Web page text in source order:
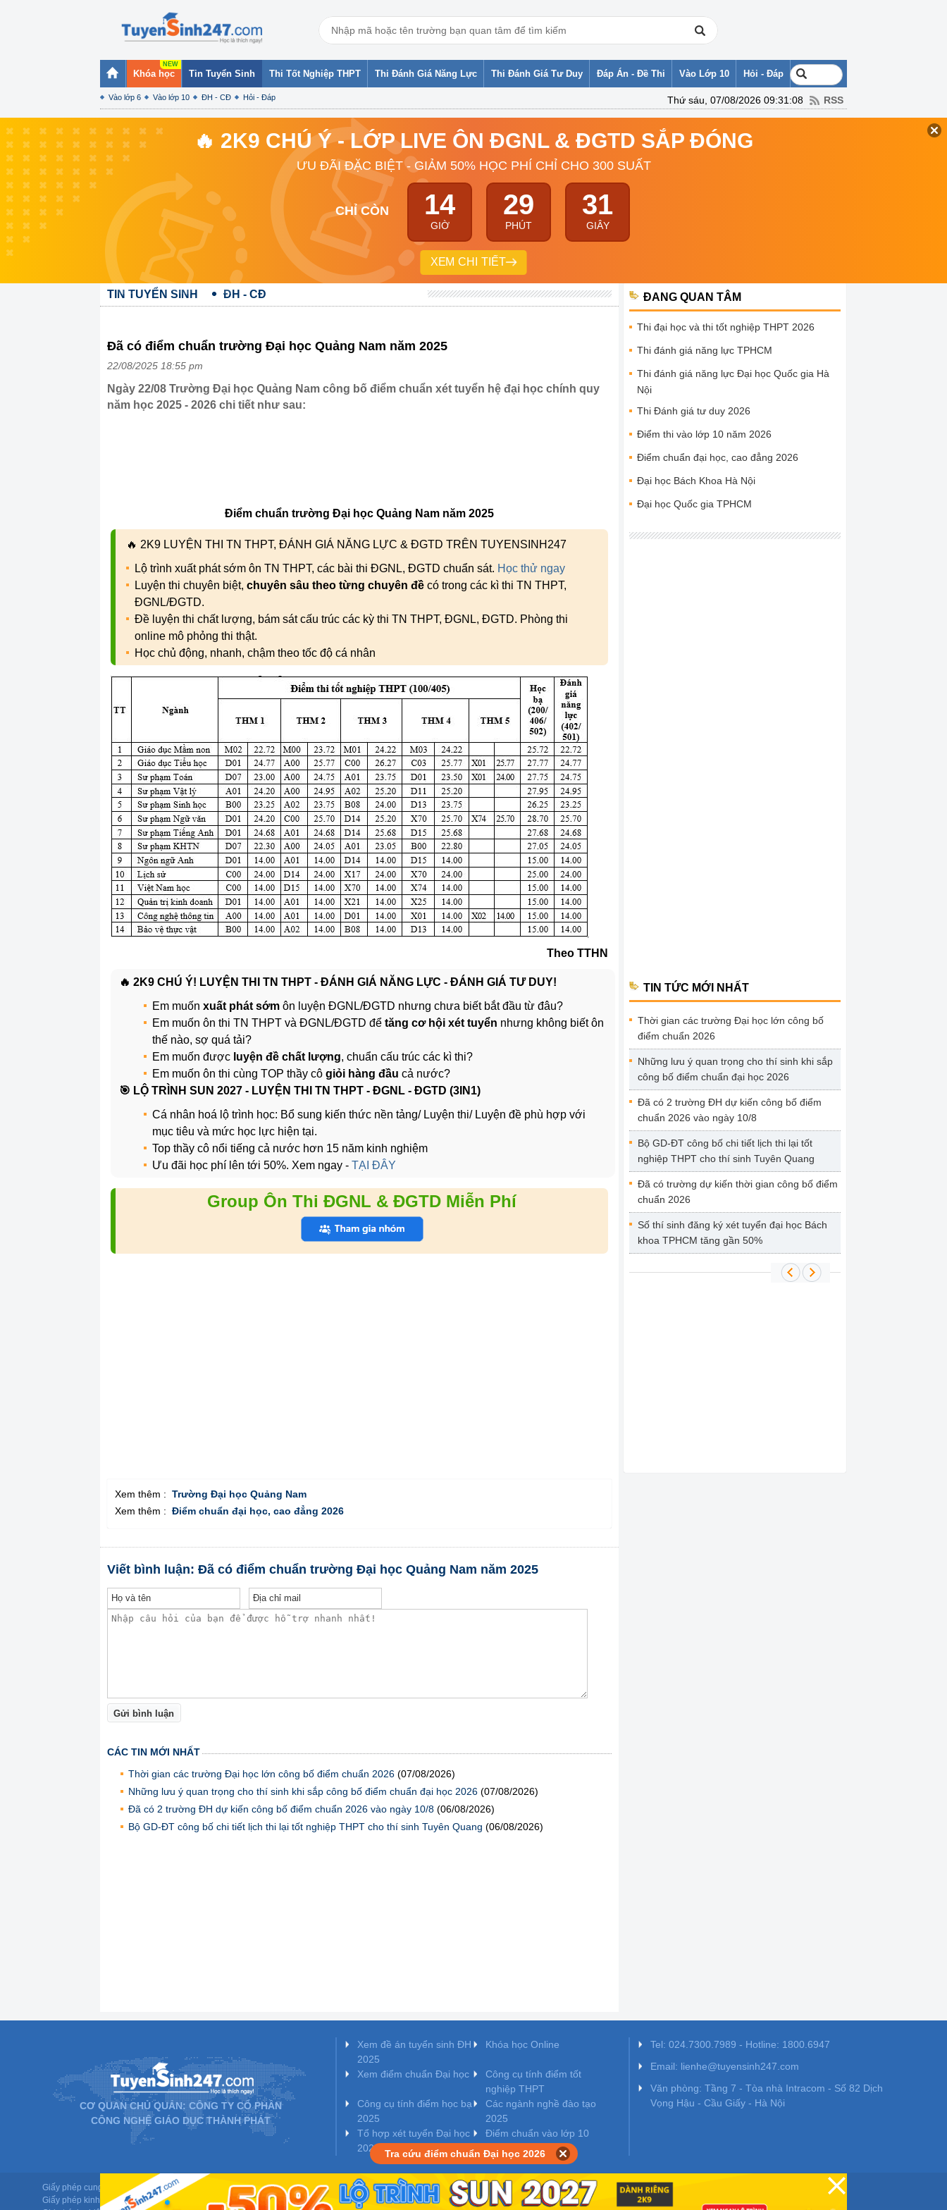
Khóa học Tin Tuyển Sinh
Vào lớp 6 Vào lớp 10 ĐH - CĐ Hỏi - Đáp
Thi Tốt Nghiệp THPT Thi Đánh Giá Năng Lực Thi Đánh Giá Tư Duy Đáp Án - Đề Thi Vào Lớp 10 Hỏi - Đáp
Thứ sáu, 07/08/2026 09:31:08 RSS
🔥 2K9 CHÚ Ý - LỚP LIVE ÔN ĐGNL & ĐGTD SẮP ĐÓNG
ƯU ĐÃI ĐẶC BIỆT - GIẢM 50% HỌC PHÍ CHỈ CHO 300 SUẤT
CHỈ CÒN 14
GIỜ
29
PHÚT
31
GIÂY
XEM CHI TIẾT
TIN TUYỂN SINH ĐH - CĐ
Đã có điểm chuẩn trường Đại học Quảng Nam năm 2025
22/08/2025 18:55 pm
Ngày 22/08 Trường Đại học Quảng Nam công bố điểm chuẩn xét tuyển hệ đại học chính quy
năm học 2025 - 2026 chi tiết như sau:
Điểm chuẩn trường Đại học Quảng Nam năm 2025
🔥 2K9 LUYỆN THI TN THPT, ĐÁNH GIÁ NĂNG LỰC & ĐGTD TRÊN TUYENSINH247
Lộ trình xuất phát sớm ôn TN THPT, các bài thi ĐGNL, ĐGTD chuẩn sát. Học thử ngay
Luyện thi chuyên biệt, chuyên sâu theo từng chuyên đề có trong các kì thi TN THPT,
ĐGNL/ĐGTD.
Đề luyện thi chất lượng, bám sát cấu trúc các kỳ thi TN THPT, ĐGNL, ĐGTD. Phòng thi
online mô phỏng thi thật.
Học chủ động, nhanh, chậm theo tốc độ cá nhân
Theo TTHN
🔥 2K9 CHÚ Ý! LUYỆN THI TN THPT - ĐÁNH GIÁ NĂNG LỰC - ĐÁNH GIÁ TƯ DUY!
Em muốn xuất phát sớm ôn luyện ĐGNL/ĐGTD nhưng chưa biết bắt đầu từ đâu?
Em muốn ôn thi TN THPT và ĐGNL/ĐGTD để tăng cơ hội xét tuyển nhưng không biết ôn
thế nào, sợ quá tải?
Em muốn được luyện đề chất lượng, chuẩn cấu trúc các kì thi?
Em muốn ôn thi cùng TOP thầy cô giỏi hàng đầu cả nước?
️🎯 LỘ TRÌNH SUN 2027 - LUYỆN THI TN THPT - ĐGNL - ĐGTD (3IN1)
Cá nhân hoá lộ trình học: Bổ sung kiến thức nền tảng/ Luyện thi/ Luyện đề phù hợp với
mục tiêu và mức học lực hiện tại.
Top thầy cô nổi tiếng cả nước hơn 15 năm kinh nghiệm
Ưu đãi học phí lên tới 50%. Xem ngay - TẠI ĐÂY
Group Ôn Thi ĐGNL & ĐGTD Miễn Phí
Xem thêm : Trường Đại học Quảng Nam
Xem thêm : Điểm chuẩn đại học, cao đẳng 2026
Viết bình luận: Đã có điểm chuẩn trường Đại học Quảng Nam năm 2025
Gửi bình luận
CÁC TIN MỚI NHẤT
Thời gian các trường Đại học lớn công bố điểm chuẩn 2026 (07/08/2026)
Những lưu ý quan trọng cho thí sinh khi sắp công bố điểm chuẩn đại học 2026 (07/08/2026)
Đã có 2 trường ĐH dự kiến công bố điểm chuẩn 2026 vào ngày 10/8 (06/08/2026)
Bộ GD-ĐT công bố chi tiết lịch thi lại tốt nghiệp THPT cho thí sinh Tuyên Quang (06/08/2026)
ĐANG QUAN TÂM
Thi đại học và thi tốt nghiệp THPT 2026
Thi đánh giá năng lực TPHCM
Thi đánh giá năng lực Đại học Quốc gia Hà
Nội
Thi Đánh giá tư duy 2026
Điểm thi vào lớp 10 năm 2026
Điểm chuẩn đại học, cao đẳng 2026
Đại học Bách Khoa Hà Nội
Đại học Quốc gia TPHCM
TIN TỨC MỚI NHẤT
Thời gian các trường Đại học lớn công bố
điểm chuẩn 2026
Những lưu ý quan trọng cho thí sinh khi sắp
công bố điểm chuẩn đại học 2026
Đã có 2 trường ĐH dự kiến công bố điểm
chuẩn 2026 vào ngày 10/8
Bộ GD-ĐT công bố chi tiết lịch thi lại tốt
nghiệp THPT cho thí sinh Tuyên Quang
Đã có trường dự kiến thời gian công bố điểm
chuẩn 2026
Số thí sinh đăng ký xét tuyển đại học Bách
khoa TPHCM tăng gần 50%
Tra cứu điểm chuẩn Đại học 2026
CƠ QUAN CHỦ QUẢN: CÔNG TY CỔ PHẦN
CÔNG NGHỆ GIÁO DỤC THÀNH PHÁT
Xem đề án tuyển sinh ĐH
2025
Khóa học Online
Xem điểm chuẩn Đại học
Công cụ tính điểm tốt
nghiệp THPT
Công cụ tính điểm học bạ
2025
Các ngành nghề đào tạo
2025
Tổ hợp xét tuyển Đại học
2025
Điểm chuẩn vào lớp 10
Tel: 024.7300.7989 - Hotline: 1800.6947
Email: lienhe@tuyensinh247.com
Văn phòng: Tầng 7 - Tòa nhà Intracom - Số 82 Dịch
Vọng Hậu - Cầu Giấy - Hà Nội
Giấy phép cung cấp dịch vụ mạng xã hội trực tuyến số 337/GP-BTTTT do Bộ Thông tin và Truyền thông cấp ngày 10/07/2017.
Giấy phép kinh doanh giáo dục: MST-0106478082 do Sở Kế hoạch và Đầu tư cấp ngày 24/10/2011.